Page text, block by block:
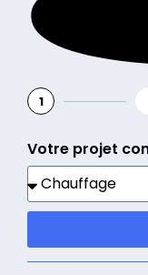
1
Votre projet